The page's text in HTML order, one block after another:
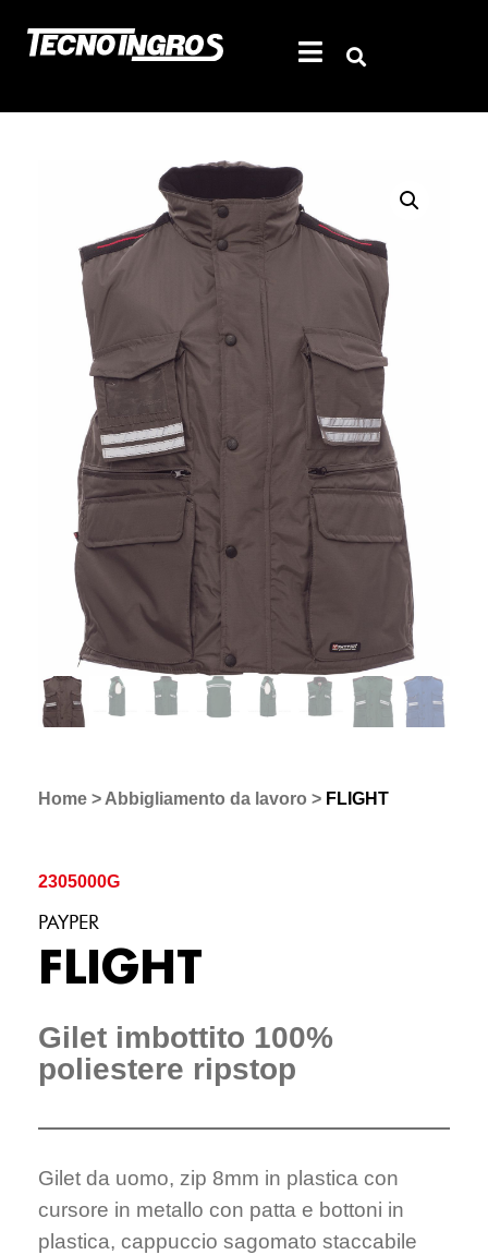
Home > Abbigliamento da lavoro > FLIGHT
2305000G
PAYPER
FLIGHT
Gilet imbottito 100%
poliestere ripstop
Gilet da uomo, zip 8mm in plastica con
cursore in metallo con patta e bottoni in
plastica, cappuccio sagomato staccabile